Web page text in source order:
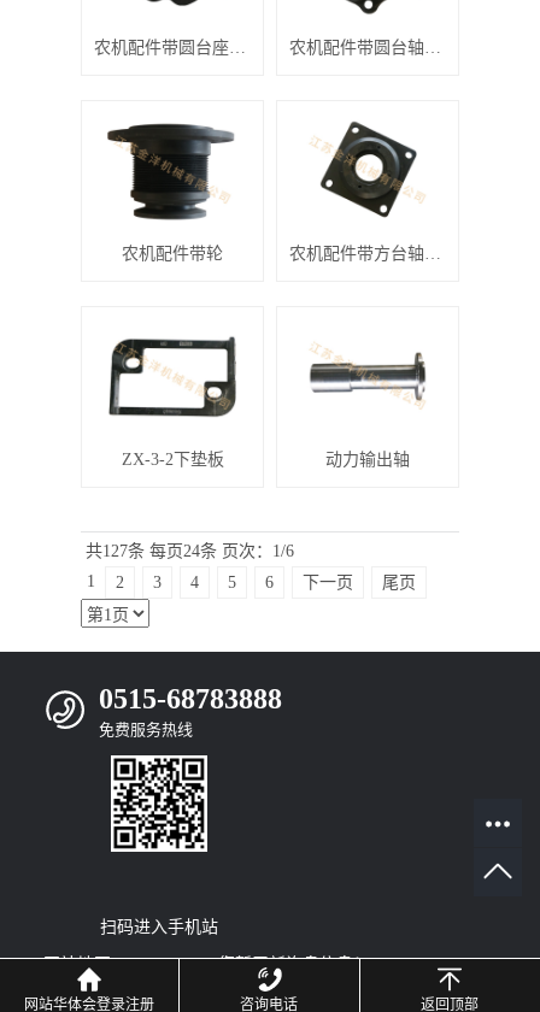
农机配件带轮 农机配件带方台轴承底座
ZX-3-2下垫板 动力输出轴
共127条 每页24条 页次：1/6
1
2 3 4 5 6 下一页 尾页
0515-68783888
免费服务热线
扫码进入手机站
网站地图|RSS|XML|您暂无新询盘信息！© 2022
Copyright
网站华体会登录注册 咨询电话 返回顶部